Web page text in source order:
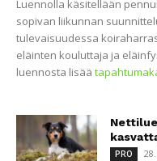
Luennolla käsitellään
sopivan liikunnan
tulevaisuudessa
eläinten kouluttaja ja
luennosta lisää
PRO